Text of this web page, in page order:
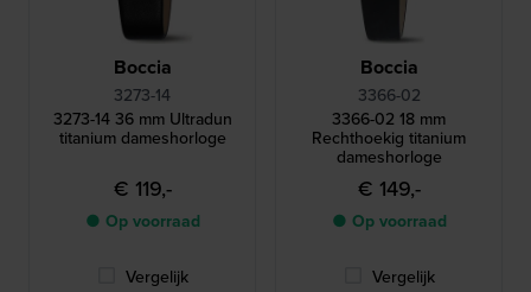
Boccia
3273-14
3273-14 36 mm Ultradun
titanium dameshorloge
€ 119,-
● Op voorraad
Vergelijk
Boccia
3366-02
3366-02 18 mm
Rechthoekig titanium
dameshorloge
€ 149,-
● Op voorraad
Vergelijk